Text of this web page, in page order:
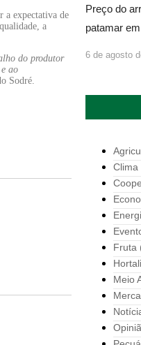
a expectativa de
a
do produtor
ao
Sodré.
Preço do
patamar
6 de agosto
Clima
Fruta
Meio